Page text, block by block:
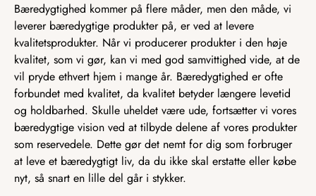
Bæredygtighed kommer på flere måder, men den måde, vi
leverer bæredygtige produkter på, er ved at levere
kvalitetsprodukter. Når vi producerer produkter i den høje
kvalitet, som vi gør, kan vi med god samvittighed vide, at de
vil pryde ethvert hjem i mange år. Bæredygtighed er ofte
forbundet med kvalitet, da kvalitet betyder længere levetid
og holdbarhed. Skulle uheldet være ude, fortsætter vi vores
bæredygtige vision ved at tilbyde delene af vores produkter
som reservedele. Dette gør det nemt for dig som forbruger
at leve et bæredygtigt liv, da du ikke skal erstatte eller købe
nyt, så snart en lille del går i stykker.